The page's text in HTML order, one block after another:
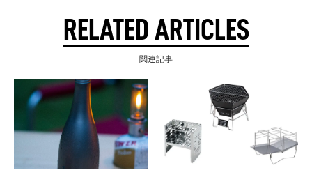
RELATED ARTICLES
関連記事